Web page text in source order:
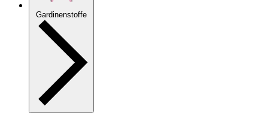
Gardinenstoffe